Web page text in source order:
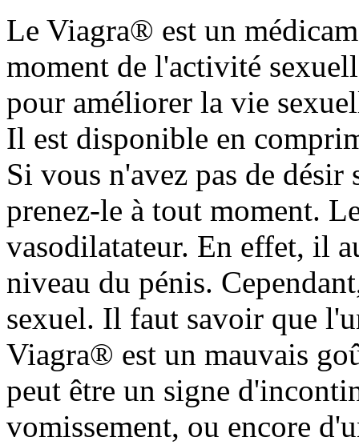
Le Viagra® est un
moment de l'activité
pour améliorer la vie
Il est disponible en
Si vous n'avez pas de
prenez-le à tout moment.
vasodilatateur. En effet, il
niveau du pénis.
sexuel. Il faut savoir que
Viagra® est un mauvais
peut être un signe
vomissement, ou encore